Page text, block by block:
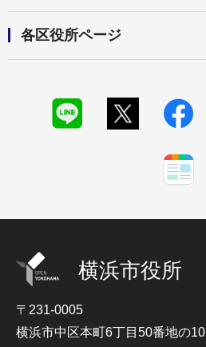
各区役所ページ
横浜市役所
〒231-0005
横浜市中区本町6丁目50番地の10